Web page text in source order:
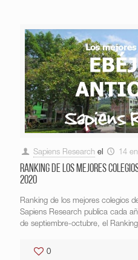
Sapiens Research el 14
Ranking de los mejores
2020
Ranking de los mejores colegios
Sapiens Research publica cada
de septiembre-octubre, el
0